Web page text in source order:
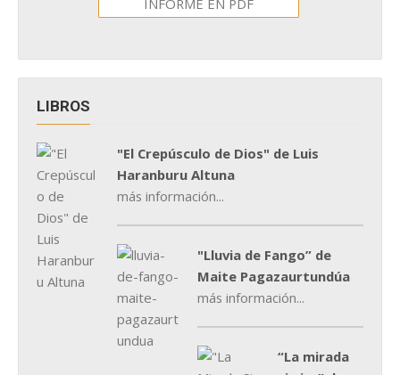
LIBROS
"El Crepúsculo de Dios" de Luis
Haranburu Altuna
más información...
"Lluvia de Fango” de
Maite Pagazaurtundúa
más información...
“La mirada